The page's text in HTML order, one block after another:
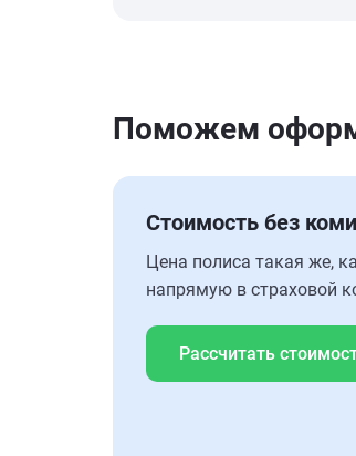
Поможем
Стоимость без
Цена полиса такая же,
напрямую в страховой
Рассчитать